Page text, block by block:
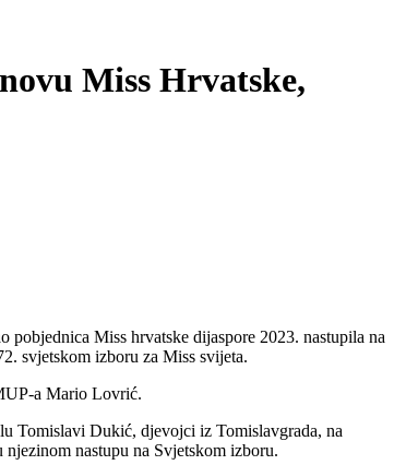
Miss Hrvatske,
Miss hrvatske dijaspore 2023. nastupila na
svjetskom izboru za Miss svijeta.
a Mario Lovrić.
Tomislavi Dukić, djevojci iz Tomislavgrada, na
nastupu na Svjetskom izboru.